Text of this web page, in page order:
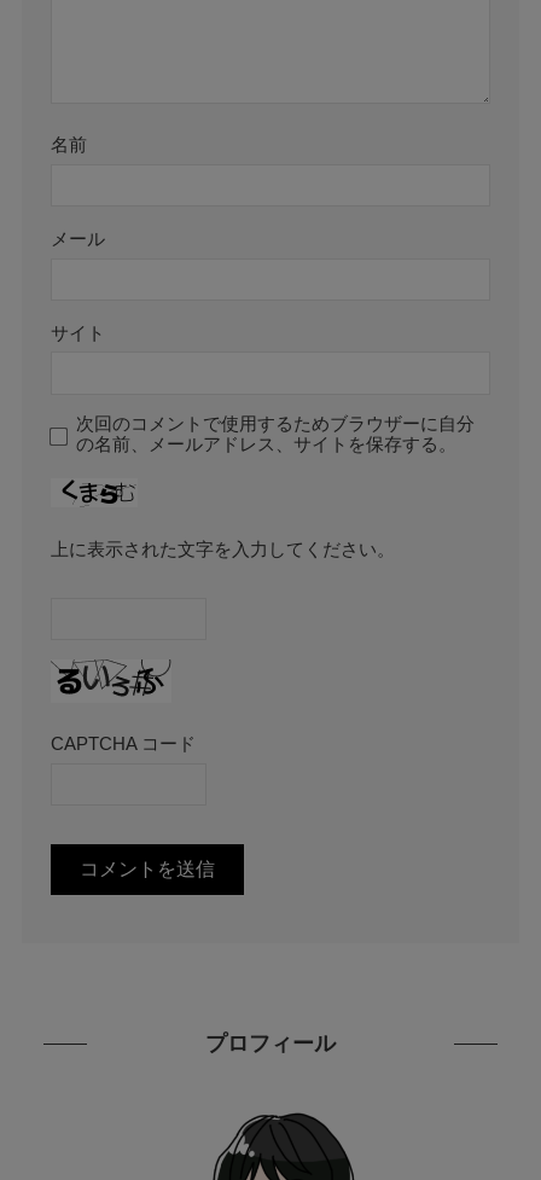
名前
メール
サイト
次回のコメントで使用するためブラウザーに自分
の名前、メールアドレス、サイトを保存する。
上に表示された文字を入力してください。
CAPTCHA コード
プロフィール